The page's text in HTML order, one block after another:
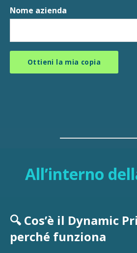
Nome azienda
All’interno
🔍 Cos’è il Dynamic
perché funziona